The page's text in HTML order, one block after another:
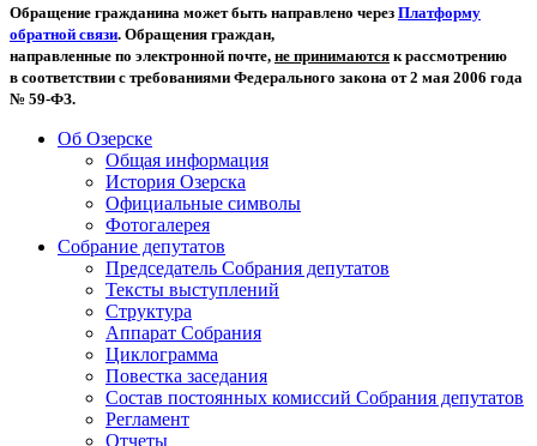
Обращение гражданина может быть направлено через Платформу
обратной связи. Обращения граждан,
направленные по электронной почте, не принимаются к рассмотрению
в соответствии с требованиями Федерального закона от 2 мая 2006 года
№ 59-ФЗ.
Об Озерске
Общая информация
История Озерска
Официальные символы
Фотогалерея
Собрание депутатов
Председатель Собрания депутатов
Тексты выступлений
Структура
Аппарат Собрания
Циклограмма
Повестка заседания
Состав постоянных комиссий Собрания депутатов
Регламент
Отчеты